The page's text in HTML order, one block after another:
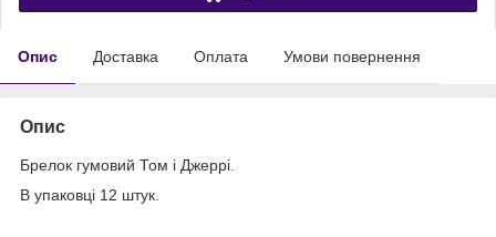
Опис Доставка Оплата Умови повернення
Опис
Брелок гумовий Том і Джеррі.
В упаковці 12 штук.